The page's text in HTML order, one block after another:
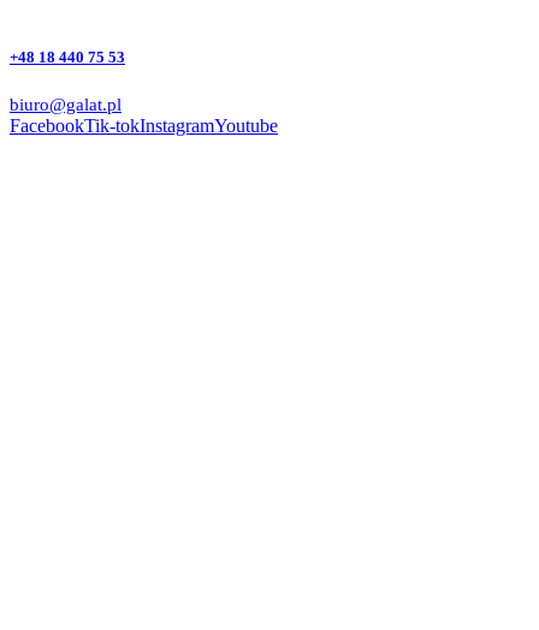
+48 18 440 75 53
biuro@galat.pl
FacebookTik-tokInstagramYoutube